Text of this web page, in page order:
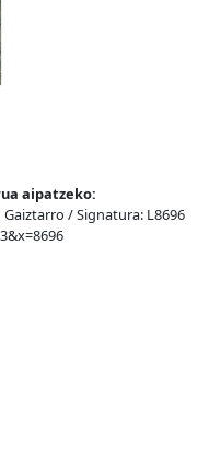
aipatzeko:
/ Signatura: L8696